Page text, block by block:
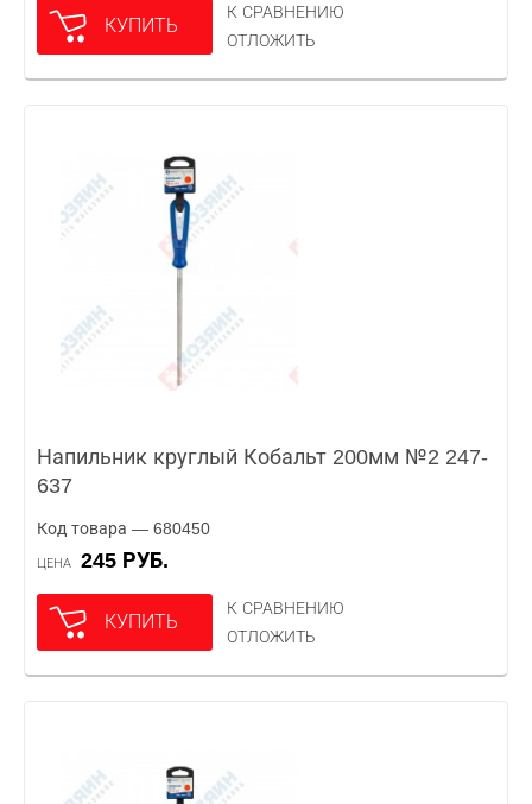
КУПИТЬ
К СРАВНЕНИЮ
ОТЛОЖИТЬ
Напильник круглый Кобальт 200мм №2 247-
637
Код товара — 680450
ЦЕНА 245 РУБ.
КУПИТЬ
К СРАВНЕНИЮ
ОТЛОЖИТЬ